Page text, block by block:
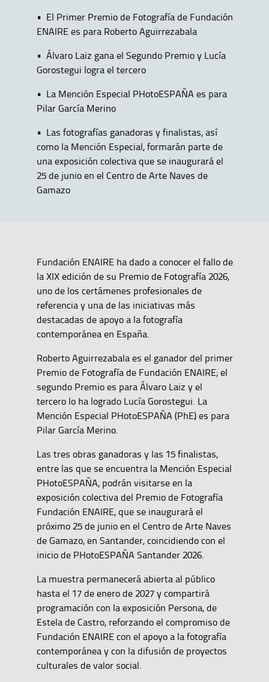
• El Primer Premio de Fotografía de Fundación
ENAIRE es para Roberto Aguirrezabala
• Álvaro Laiz gana el Segundo Premio y Lucía
Gorostegui logra el tercero
• La Mención Especial PHotoESPAÑA es para
Pilar García Merino
• Las fotografías ganadoras y finalistas, así
como la Mención Especial, formarán parte de
una exposición colectiva que se inaugurará el
25 de junio en el Centro de Arte Naves de
Gamazo
Fundación ENAIRE ha dado a conocer el fallo de
la XIX edición de su Premio de Fotografía 2026,
uno de los certámenes profesionales de
referencia y una de las iniciativas más
destacadas de apoyo a la fotografía
contemporánea en España.
Roberto Aguirrezabala es el ganador del primer
Premio de Fotografía de Fundación ENAIRE; el
segundo Premio es para Álvaro Laiz y el
tercero lo ha logrado Lucía Gorostegui. La
Mención Especial PHotoESPAÑA (PhE) es para
Pilar García Merino.
Las tres obras ganadoras y las 15 finalistas,
entre las que se encuentra la Mención Especial
PHotoESPAÑA, podrán visitarse en la
exposición colectiva del Premio de Fotografía
Fundación ENAIRE, que se inaugurará el
próximo 25 de junio en el Centro de Arte Naves
de Gamazo, en Santander, coincidiendo con el
inicio de PHotoESPAÑA Santander 2026.
La muestra permanecerá abierta al público
hasta el 17 de enero de 2027 y compartirá
programación con la exposición Persona, de
Estela de Castro, reforzando el compromiso de
Fundación ENAIRE con el apoyo a la fotografía
contemporánea y con la difusión de proyectos
culturales de valor social.